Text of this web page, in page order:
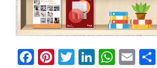
Facebook
Pinterest
Twitter
LinkedIn